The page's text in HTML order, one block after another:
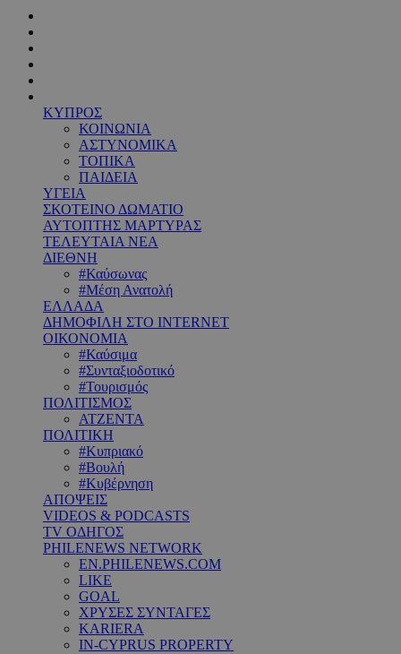
ΚΥΠΡΟΣ
ΚΟΙΝΩΝΙΑ
ΑΣΤΥΝΟΜΙΚΑ
ΤΟΠΙΚΑ
ΠΑΙΔΕΙΑ
ΥΓΕΙΑ
ΣΚΟΤΕΙΝΟ ΔΩΜΑΤΙΟ
ΑΥΤΟΠΤΗΣ ΜΑΡΤΥΡΑΣ
ΤΕΛΕΥΤΑΙΑ ΝΕΑ
ΔΙΕΘΝΗ
#Καύσωνας
#Μέση Ανατολή
ΕΛΛΑΔΑ
ΔΗΜΟΦΙΛΗ ΣΤΟ INTERNET
ΟΙΚΟΝΟΜΙΑ
#Καύσιμα
#Συνταξιοδοτικό
#Τουρισμός
ΠΟΛΙΤΙΣΜΟΣ
ΑΤΖΕΝΤΑ
ΠΟΛΙΤΙΚΗ
#Κυπριακό
#Βουλή
#Κυβέρνηση
ΑΠΟΨΕΙΣ
VIDEOS & PODCASTS
TV ΟΔΗΓΟΣ
PHILENEWS NETWORK
EN.PHILENEWS.COM
LIKE
GOAL
ΧΡΥΣΕΣ ΣΥΝΤΑΓΕΣ
KARIERA
IN-CYPRUS PROPERTY